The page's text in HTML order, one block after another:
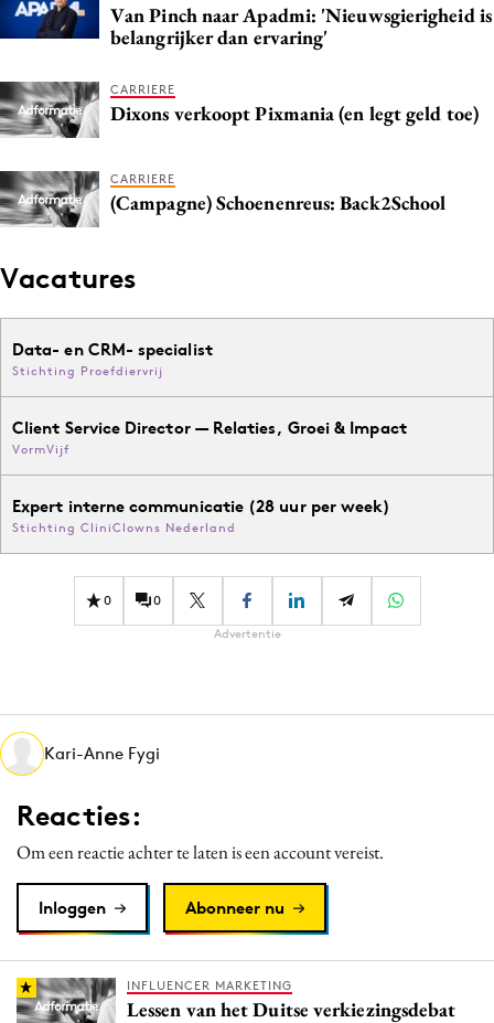
Merkstrategie
PR
Programmatic
Purpose Marketing
Reputatie & crisis
Van Pinch naar Apadmi: 'Nieuwsgierigheid is
belangrijker dan ervaring'
CARRIERE
Dixons verkoopt Pixmania (en legt geld toe)
CARRIERE
(Campagne) Schoenenreus: Back2School
Vacatures
Data- en CRM- specialist
Stichting Proefdiervrij
Client Service Director — Relaties, Groei & Impact
VormVijf
Expert interne communicatie (28 uur per week)
Stichting CliniClowns Nederland
0 0
Advertentie
Kari-Anne Fygi
Reacties:
Om een reactie achter te laten is een account vereist.
Inloggen Abonneer nu
INFLUENCER MARKETING
Lessen van het Duitse verkiezingsdebat